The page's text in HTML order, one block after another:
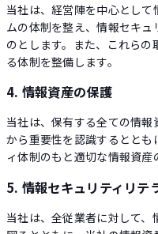
当社は、経営陣を中心とし
ムの体制を整え、情報セキ
のとします。また、これら
る体制を整備します。
4. 情報資産の保護
当社は、保有する全ての情
から重要性を認識するとと
ィ体制のもと適切な情報資産
5. 情報セキュリティリテ
当社は、全従業者に対して